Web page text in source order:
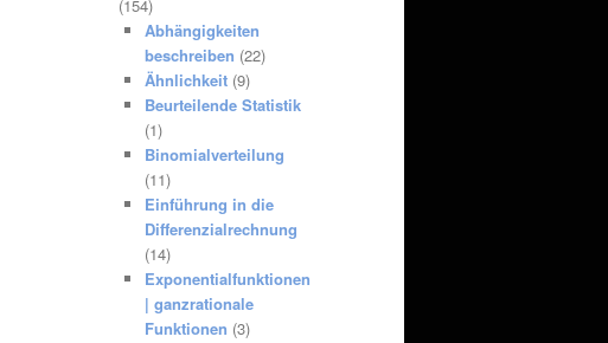
(154)
Abhängigkeiten
beschreiben (22)
Ähnlichkeit (9)
Beurteilende Statistik
(1)
Binomialverteilung
(11)
Einführung in die
Differenzialrechnung
(14)
Exponentialfunktionen
| ganzrationale
Funktionen (3)